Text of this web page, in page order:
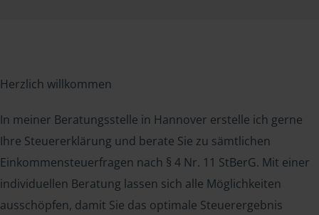
Herzlich willkommen
In meiner Beratungsstelle in Hannover erstelle ich gerne
Ihre Steuererklärung und berate Sie zu sämtlichen
Einkommensteuerfragen nach § 4 Nr. 11 StBerG. Mit einer
individuellen Beratung lassen sich alle Möglichkeiten
ausschöpfen, damit Sie das optimale Steuerergebnis